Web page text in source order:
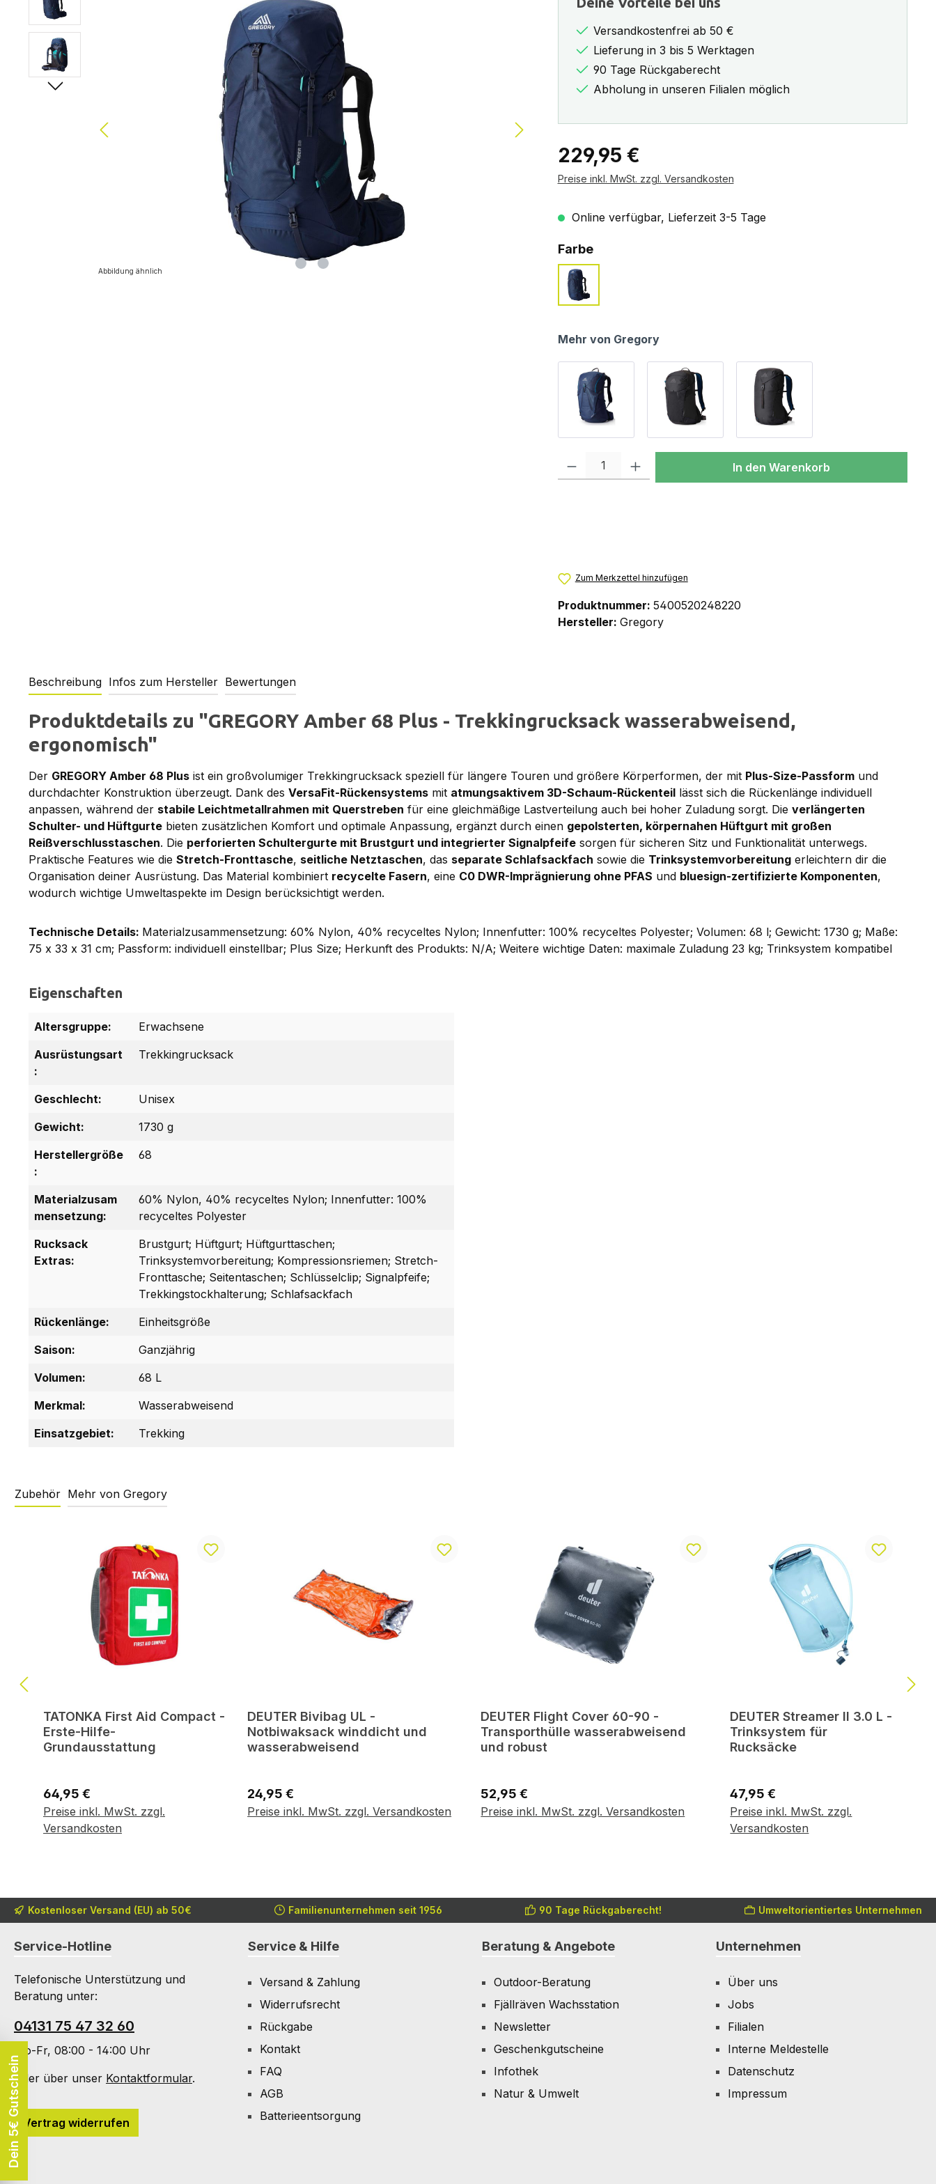
Abbildung ähnlich
Versandkostenfrei ab 50 €
Lieferung in 3 bis 5 Werktagen
90 Tage Rückgaberecht
Abholung in unseren Filialen möglich
Regulärer Preis:
229,95 €
Preise inkl. MwSt. zzgl. Versandkosten
Online verfügbar, Lieferzeit 3-5 Tage
Farbeauswählen
arctic navy
Mehr von Gregory
Produkt Anzahl: Gib den gewünschten Wert ein oder benutze die Schaltflächen
In den Warenkorb
Zum Merkzettel hinzufügen
Produktnummer: 5400520248220
Hersteller: Gregory
Beschreibung Infos zum Hersteller Bewertungen
Produktdetails zu "GREGORY Amber 68 Plus - Trekkingrucksack wasserabweisend,
ergonomisch"
Der GREGORY Amber 68 Plus ist ein großvolumiger Trekkingrucksack speziell für längere Touren und größere Körperformen, der mit Plus-Size-Passform und
durchdachter Konstruktion überzeugt. Dank des VersaFit-Rückensystems mit atmungsaktivem 3D-Schaum-Rückenteil lässt sich die Rückenlänge individuell
anpassen, während der stabile Leichtmetallrahmen mit Querstreben für eine gleichmäßige Lastverteilung auch bei hoher Zuladung sorgt. Die verlängerten
Schulter- und Hüftgurte bieten zusätzlichen Komfort und optimale Anpassung, ergänzt durch einen gepolsterten, körpernahen Hüftgurt mit großen
Reißverschlusstaschen. Die perforierten Schultergurte mit Brustgurt und integrierter Signalpfeife sorgen für sicheren Sitz und Funktionalität unterwegs.
Praktische Features wie die Stretch-Fronttasche, seitliche Netztaschen, das separate Schlafsackfach sowie die Trinksystemvorbereitung erleichtern dir die
Organisation deiner Ausrüstung. Das Material kombiniert recycelte Fasern, eine C0 DWR-Imprägnierung ohne PFAS und bluesign-zertifizierte Komponenten,
wodurch wichtige Umweltaspekte im Design berücksichtigt werden.
Technische Details: Materialzusammensetzung: 60% Nylon, 40% recyceltes Nylon; Innenfutter: 100% recyceltes Polyester; Volumen: 68 l; Gewicht: 1730 g; Maße:
75 x 33 x 31 cm; Passform: individuell einstellbar; Plus Size; Herkunft des Produkts: N/A; Weitere wichtige Daten: maximale Zuladung 23 kg; Trinksystem kompatibel
Eigenschaften
Altersgruppe:
Erwachsene
Ausrüstungsart
:
Trekkingrucksack
Geschlecht:
Unisex
Gewicht:
1730 g
Herstellergröße
:
68
Materialzusam
mensetzung:
60% Nylon, 40% recyceltes Nylon; Innenfutter: 100%
recyceltes Polyester
Rucksack
Extras:
Brustgurt; Hüftgurt; Hüftgurttaschen;
Trinksystemvorbereitung; Kompressionsriemen; Stretch-
Fronttasche; Seitentaschen; Schlüsselclip; Signalpfeife;
Trekkingstockhalterung; Schlafsackfach
Rückenlänge:
Einheitsgröße
Saison:
Ganzjährig
Volumen:
68 L
Merkmal:
Wasserabweisend
Einsatzgebiet:
Trekking
Zubehör Mehr von Gregory
TATONKA First Aid Compact -
Erste-Hilfe-
Grundausstattung
Regulärer Preis:
64,95 €
Preise inkl. MwSt. zzgl.
Versandkosten
Variante wählen
DEUTER Bivibag UL -
Notbiwaksack winddicht und
wasserabweisend
Regulärer Preis:
24,95 €
Preise inkl. MwSt. zzgl. Versandkosten
In den Warenkorb
DEUTER Flight Cover 60-90 -
Transporthülle wasserabweisend
und robust
Regulärer Preis:
52,95 €
Preise inkl. MwSt. zzgl. Versandkosten
In den Warenkorb
DEUTER Streamer II 3.0 L -
Trinksystem für
Rucksäcke
Regulärer Preis:
47,95 €
Preise inkl. MwSt. zzgl.
Versandkosten
In den Warenkorb
Kostenloser Versand (EU) ab 50€ Familienunternehmen seit 1956 90 Tage Rückgaberecht! Umweltorientiertes Unternehmen
Service-Hotline
Telefonische Unterstützung und
Beratung unter:
04131 75 47 32 60
Mo-Fr, 08:00 - 14:00 Uhr
Oder über unser Kontaktformular.
Vertrag widerrufen
Service & Hilfe
Versand & Zahlung
Widerrufsrecht
Rückgabe
Kontakt
FAQ
AGB
Batterieentsorgung
Beratung & Angebote
Outdoor-Beratung
Fjällräven Wachsstation
Newsletter
Geschenkgutscheine
Infothek
Natur & Umwelt
Unternehmen
Über uns
Jobs
Filialen
Interne Meldestelle
Datenschutz
Impressum
Dein 5€ Gutschein